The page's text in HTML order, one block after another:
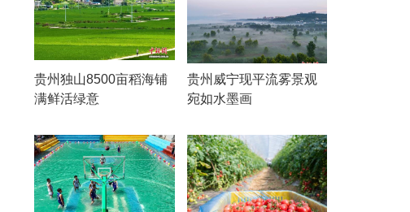
贵州独山8500亩稻海铺
满鲜活绿意
贵州威宁现平流雾景观
宛如水墨画